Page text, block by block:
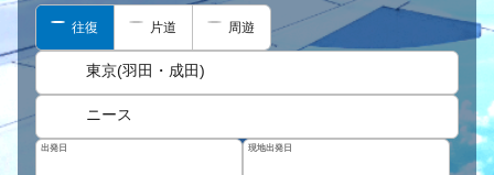
往復 片道 周遊
東京(羽田・成田)
ニース
出発日 現地出発日